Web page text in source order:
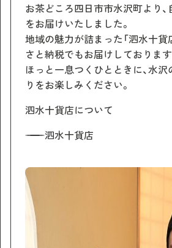
お茶どころ四日市市水沢町より、
をお届けいたしました。
地域の魅力が詰まった「泗水十貨
さと納税でもお届けしております
ほっと一息つくひとときに、水
りをお楽しみください。
泗水十貨店について
泗水十貨店